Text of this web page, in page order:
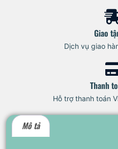
Giao
Dịch vụ giao
Thanh
Hỗ trợ thanh toán
Mô tả